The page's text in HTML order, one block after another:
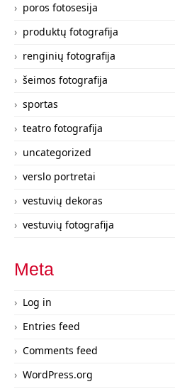
poros fotosesija
produktų fotografija
renginių fotografija
šeimos fotografija
sportas
teatro fotografija
uncategorized
verslo portretai
vestuvių dekoras
vestuvių fotografija
Meta
Log in
Entries feed
Comments feed
WordPress.org